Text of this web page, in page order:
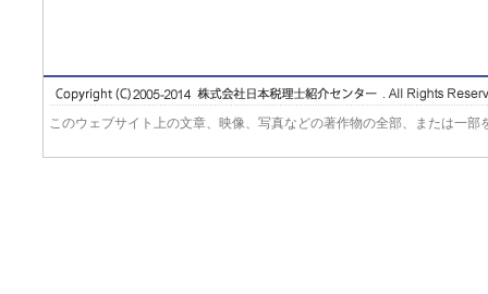
このウェブサイト上の文章、映像、写真などの著作物の全部、または一